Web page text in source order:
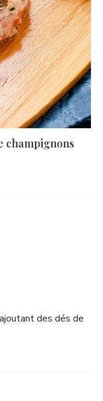
champignons
des dés de